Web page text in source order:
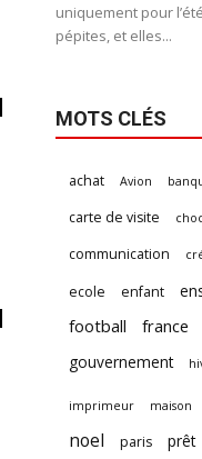
uniquement pour
pépites, et elles...
MOTS CLÉS
achat Avion
carte de visite
communication
ecole enfant
football france
gouvernement
imprimeur maison
noel paris prêt